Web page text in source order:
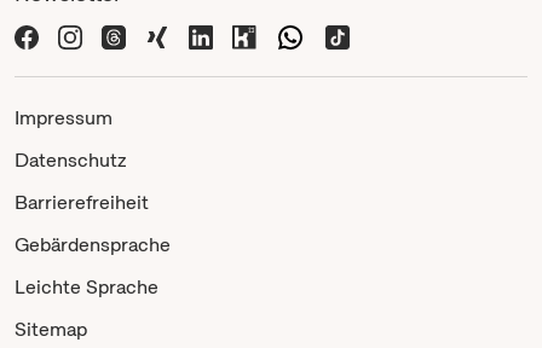
Impressum
Datenschutz
Barrierefreiheit
Gebärdensprache
Leichte Sprache
Sitemap